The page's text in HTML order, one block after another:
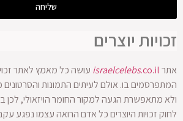
שליחה
זכויות יוצרים
אתר israelcelebs.co.il
עושה כל מאמץ לאתר
המתפרסמים בו. אולם לעיתים התמונות
לחוק זכויות היוצרים כל אדם הרואה עצמו נפגע